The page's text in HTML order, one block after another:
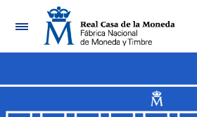
Nabigazioa